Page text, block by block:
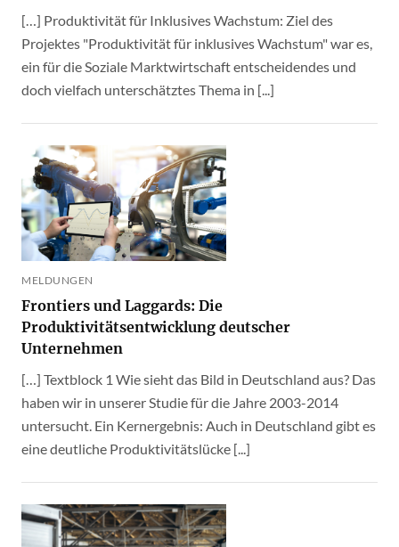
[…] Produktivität für Inklusives Wachstum: Ziel des
Projektes "Produktivität für inklusives Wachstum" war es,
ein für die Soziale Marktwirtschaft entscheidendes und
doch vielfach unterschätztes Thema in [...]
MELDUNGEN
Frontiers und Laggards: Die
Produktivitätsentwicklung deutscher
Unternehmen
[…] Textblock 1 Wie sieht das Bild in Deutschland aus? Das
haben wir in unserer Studie für die Jahre 2003-2014
untersucht. Ein Kernergebnis: Auch in Deutschland gibt es
eine deutliche Produktivitätslücke [...]